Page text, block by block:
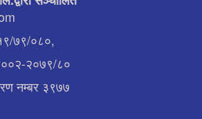
७९/०८०,
२०७९/८०
नम्बर ३९७७